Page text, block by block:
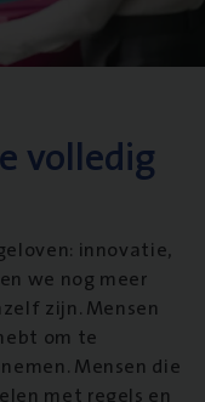
volledig
innovatie,
we nog meer
zijn. Mensen
om te
Mensen die
met regels en